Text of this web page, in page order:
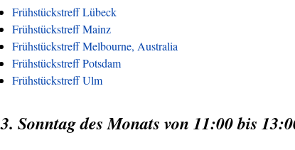
Frühstückstreff Lübeck
Frühstückstreff Mainz
Frühstückstreff Melbourne, Australia
Frühstückstreff Potsdam
Frühstückstreff Ulm
3. Sonntag des Monats von 11:00 bis